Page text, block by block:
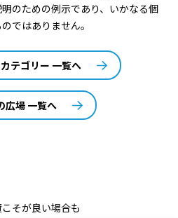
のための例示であり、いかなる個
ではありません。
カテゴリー 一覧へ
広場 一覧へ
そが良い場合も